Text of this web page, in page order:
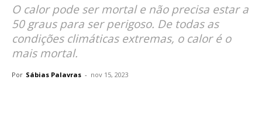
O calor pode ser mortal e não precisa estar a
50 graus para ser perigoso. De todas as
condições climáticas extremas, o calor é o
mais mortal.
Por Sábias Palavras - nov 15, 2023